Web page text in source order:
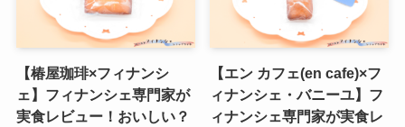
【椿屋珈琲×フィナンシ
ェ】フィナンシェ専門家が
実食レビュー！おいしい？
【エン カフェ(en cafe)×フ
ィナンシェ・バニーユ】フ
ィナンシェ専門家が実食レ